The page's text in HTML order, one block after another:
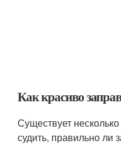
Как красиво
Существует
судить, правильно ли